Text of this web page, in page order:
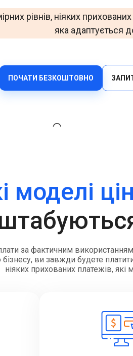
у
мультиканальність за
HLR Lookup
Flash Call
Економічна автентифікація
рівнів, ніяких
яка адаптується
ПОЧАТИ БЕЗКОШТОВНО
моделі
за фактичним
ви завжди будете
ніяких прихованих платежів,